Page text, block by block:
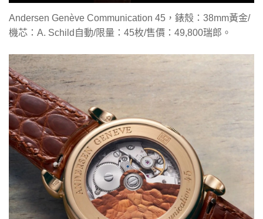
Andersen Genève Communication 45，錶殼：38mm黃金/
機芯：A. Schild自動/限量：45枚/售價：49,800瑞郎。